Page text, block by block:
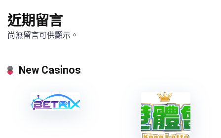
近期留言
尚無留言可供顯示。
New Casinos